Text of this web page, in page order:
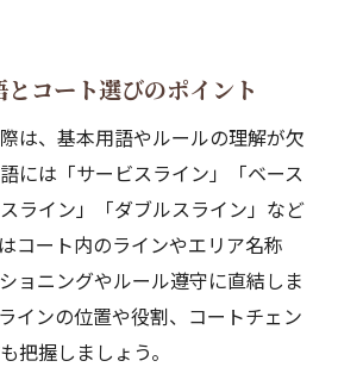
式サイズとルール確認
ト公式サイズの基礎知識を解説
ダブルス別テニスコートの使
心なテニスコートラインの見方
ト利用時に守るべき基本ルール
コート選びのポイント
は、基本用語やルールの理解が欠
には「サービスライン」「ベース
ライン」「ダブルスライン」など
コート内のラインやエリア名称
ョニングやルール遵守に直結しま
インの位置や役割、コートチェン
把握しましょう。